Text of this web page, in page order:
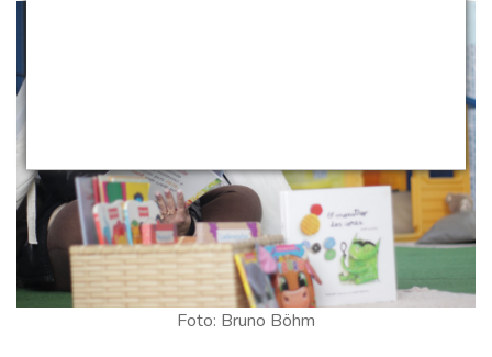
Foto: Bruno Böhm